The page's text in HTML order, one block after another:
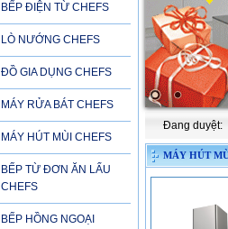
BẾP ĐIỆN TỪ CHEFS
LÒ NƯỚNG CHEFS
ĐỒ GIA DỤNG CHEFS
MÁY RỬA BÁT CHEFS
MÁY HÚT MÙI CHEFS
BẾP TỪ ĐƠN ĂN LẨU
CHEFS
BẾP HỒNG NGOẠI
Đang duyệt:
MÁY HÚT